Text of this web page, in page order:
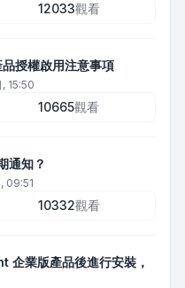
12033觀看
授權啟用注意事項
15:50
10665觀看
通知？
09:51
10332觀看
企業版產品後進行安裝，